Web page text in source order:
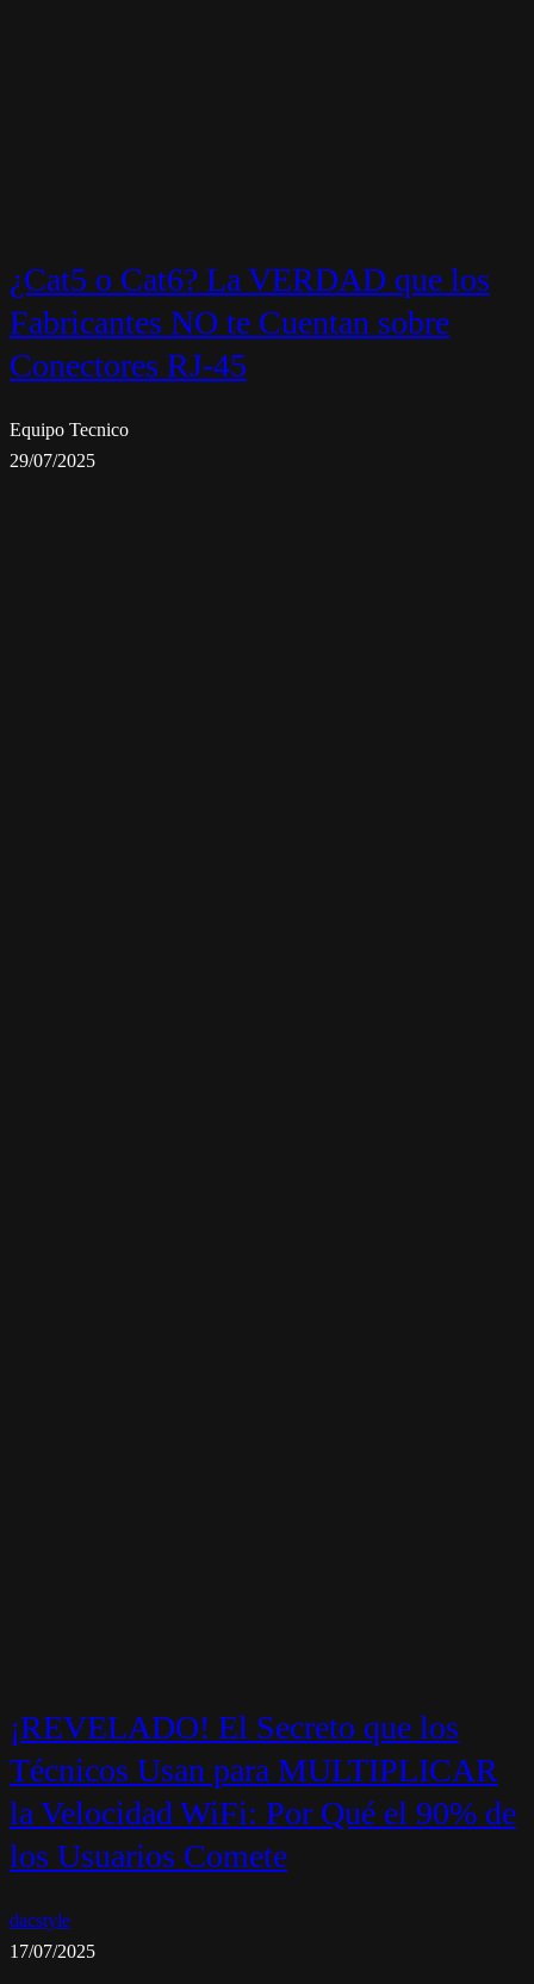
¿Cat5 o Cat6? La VERDAD que los
Fabricantes NO te Cuentan sobre
Conectores RJ-45
Equipo Tecnico
29/07/2025
¡REVELADO! El Secreto que los
Técnicos Usan para MULTIPLICAR
la Velocidad WiFi: Por Qué el 90% de
los Usuarios Comete
dacstyle
17/07/2025